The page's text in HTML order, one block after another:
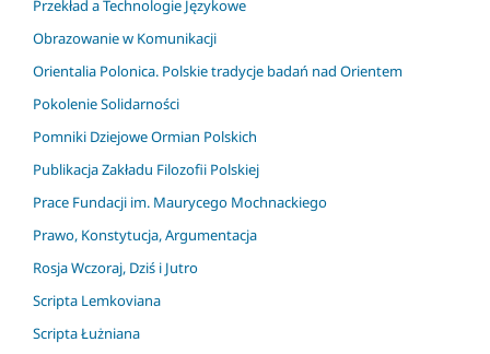
Przekład a Technologie Językowe
Obrazowanie w Komunikacji
Orientalia Polonica. Polskie tradycje badań nad Orientem
Pokolenie Solidarności
Pomniki Dziejowe Ormian Polskich
Publikacja Zakładu Filozofii Polskiej
Prace Fundacji im. Maurycego Mochnackiego
Prawo, Konstytucja, Argumentacja
Rosja Wczoraj, Dziś i Jutro
Scripta Lemkoviana
Scripta Łużniana